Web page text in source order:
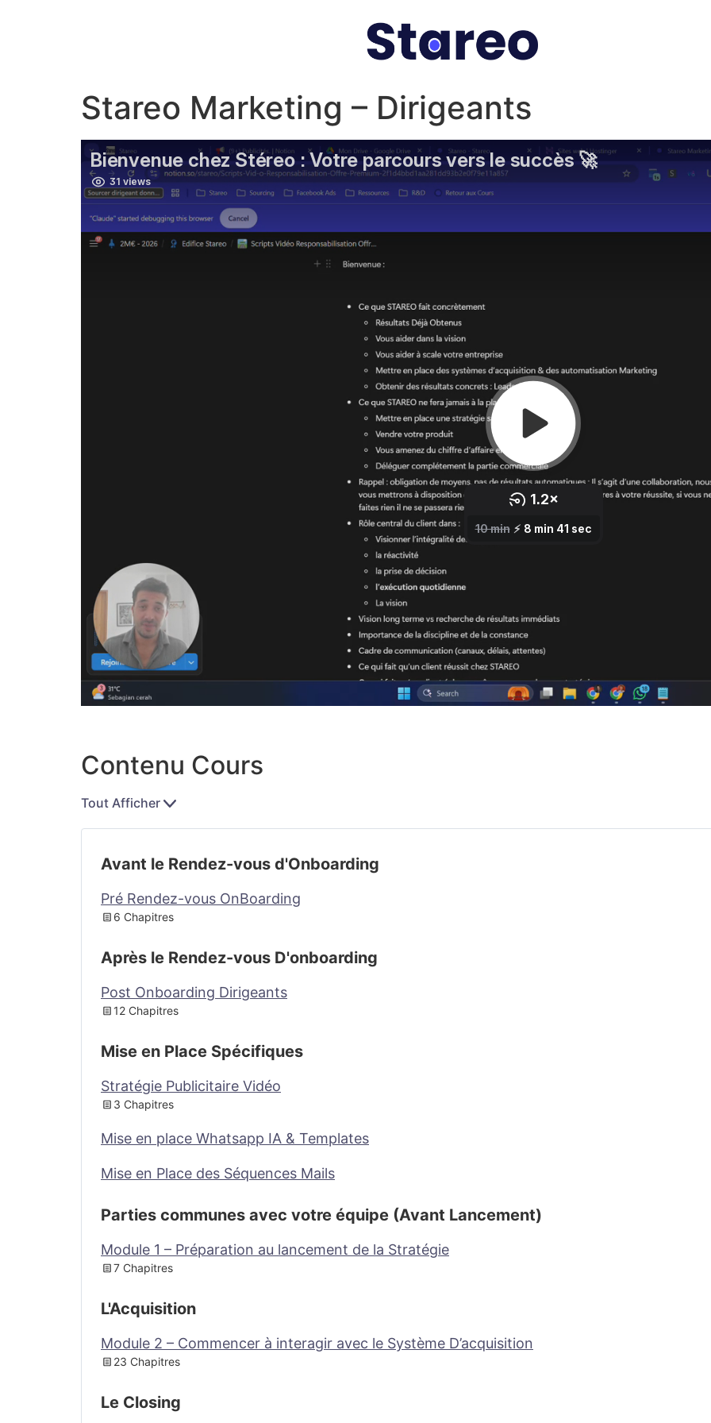
Stareo Marketing – Dirigeants
Contenu Cours
Tout Afficher
Avant le Rendez-vous d'Onboarding
Pré Rendez-vous OnBoarding
6 Chapitres
Après le Rendez-vous D'onboarding
Post Onboarding Dirigeants
12 Chapitres
Mise en Place Spécifiques
Stratégie Publicitaire Vidéo
3 Chapitres
Mise en place Whatsapp IA & Templates
Mise en Place des Séquences Mails
Parties communes avec votre équipe (Avant Lancement)
Module 1 – Préparation au lancement de la Stratégie
7 Chapitres
L'Acquisition
Module 2 – Commencer à interagir avec le Système D’acquisition
23 Chapitres
Le Closing